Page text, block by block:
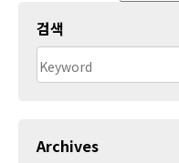
검색
Archives